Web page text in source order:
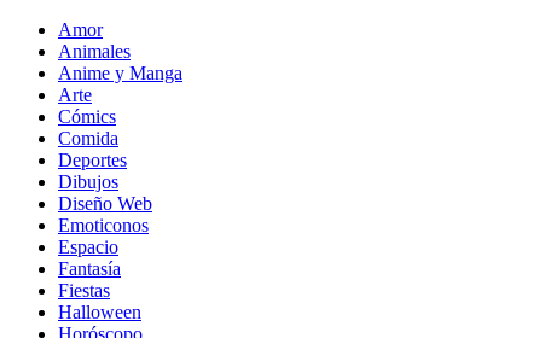
Amor
Animales
Anime y Manga
Arte
Cómics
Comida
Deportes
Dibujos
Diseño Web
Emoticonos
Espacio
Fantasía
Fiestas
Halloween
Horóscopo